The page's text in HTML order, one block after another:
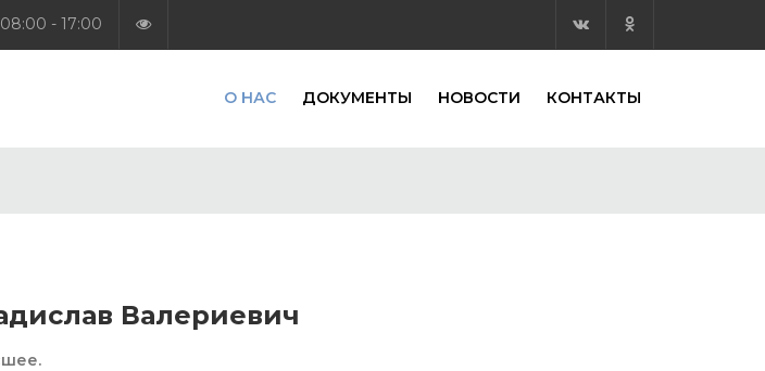
- 17:00
О НАС ДОКУМЕНТЫ НОВОСТИ КОНТАКТЫ
Валериевич